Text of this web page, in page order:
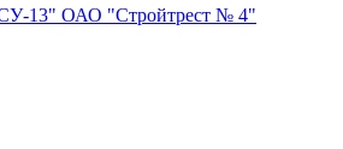
13" ОАО "Стройтрест № 4"